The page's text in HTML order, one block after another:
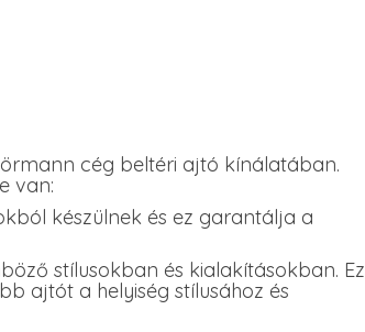
cég beltéri ajtó kínálatában.
van:
készülnek és ez garantálja a
stílusokban és kialakításokban. Ez
ajtót a helyiség stílusához és